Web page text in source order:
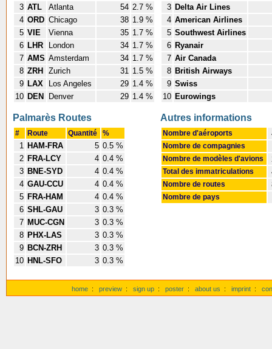
3 ATL Atlanta 54 2.7 %
4 ORD Chicago 38 1.9 %
5 VIE Vienna 35 1.7 %
6 LHR London 34 1.7 %
7 AMS Amsterdam 34 1.7 %
8 ZRH Zurich 31 1.5 %
9 LAX Los Angeles 29 1.4 %
10 DEN Denver 29 1.4 %
3 Delta Air Lines
4 American Airlines
5 Southwest Airlines
6 Ryanair
7 Air Canada
8 British Airways
9 Swiss
10 Eurowings
Palmarès Routes
# Route Quantité %
1 HAM-FRA 5 0.5 %
2 FRA-LCY 4 0.4 %
3 BNE-SYD 4 0.4 %
4 GAU-CCU 4 0.4 %
5 FRA-HAM 4 0.4 %
6 SHL-GAU 3 0.3 %
7 MUC-CGN 3 0.3 %
8 PHX-LAS 3 0.3 %
9 BCN-ZRH 3 0.3 %
10 HNL-SFO 3 0.3 %
Autres informations
Nombre d'aéroports
Nombre de compagnies
Nombre de modèles d'avions
Total des immatriculations
Nombre de routes
Nombre de pays
home : preview : sign up : poster : about us : imprint :